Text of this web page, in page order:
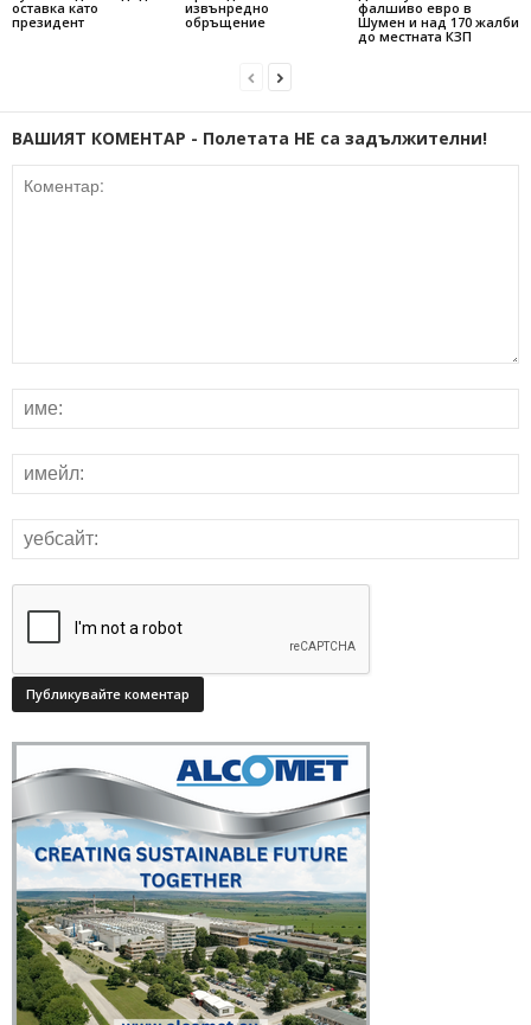
оставка като
президент
извънредно
обръщение
фалшиво евро в
Шумен и над 170 жалби
до местната КЗП
ВАШИЯТ КОМЕНТАР - Полетата НЕ са задължителни!